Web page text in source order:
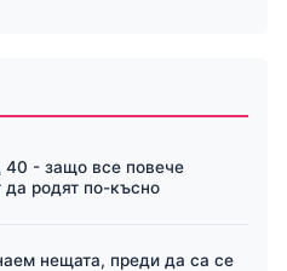
40 - защо все повече
да родят по-късно
нещата, преди да са се